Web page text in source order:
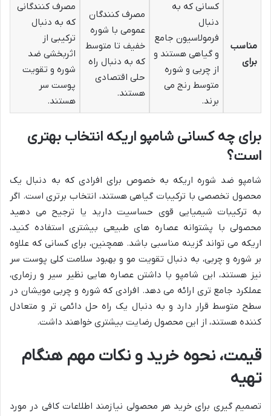
مناسب
برای
کسانی که به
دنبال
فرمولاسیون جامع
و گیاهی هستند و
از چربی و شوره
متوسط رنج می
برند.
مصرف کنندگان
عمومی با شوره
خفیف تا متوسط
که به دنبال راه
حلی اقتصادی
هستند.
مصرف کنندگانی
که به دنبال
ترکیبی از
اثربخشی ضد
شوره و تقویت
پوست سر
هستند.
برای چه کسانی شامپو اریکه انتخاب بهتری
است؟
شامپو ضد شوره اریکه به خصوص برای افرادی که به دنبال یک
محصول تخصصی با ترکیبات گیاهی هستند، انتخاب برتری است. اگر
به ترکیبات شیمیایی قوی حساسیت دارید یا ترجیح می دهید
محصولی با پشتوانه عصاره های طبیعی بیشتری استفاده کنید،
اریکه می تواند گزینه مناسبی باشد. همچنین، برای کسانی که علاوه
بر شوره و چربی، به دنبال تقویت مو و بهبود سلامت کلی پوست سر
نیز هستند، این شامپو با داشتن عصاره هایی نظیر سیر و رزماری،
عملکرد جامع تری ارائه می دهد. افرادی که شوره و چربی مویشان در
سطح متوسط قرار دارد و به دنبال یک راه حل دائمی تر و متعادل
کننده هستند، از این محصول رضایت بیشتری خواهند داشت.
قیمت، نحوه خرید و نکات مهم هنگام
تهیه
تصمیم گیری برای خرید هر محصولی نیازمند اطلاعات کافی در مورد